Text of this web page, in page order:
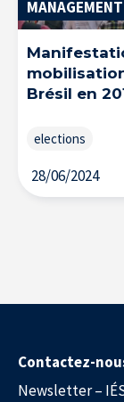
Brésil en
elections
28/06/2024
Contactez-
Newsletter –